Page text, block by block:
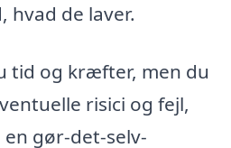
hvad de laver.
tid og kræfter, men du
risici og fejl,
gør-det-selv-